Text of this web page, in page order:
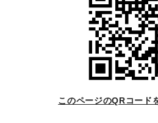
このページのQRコード